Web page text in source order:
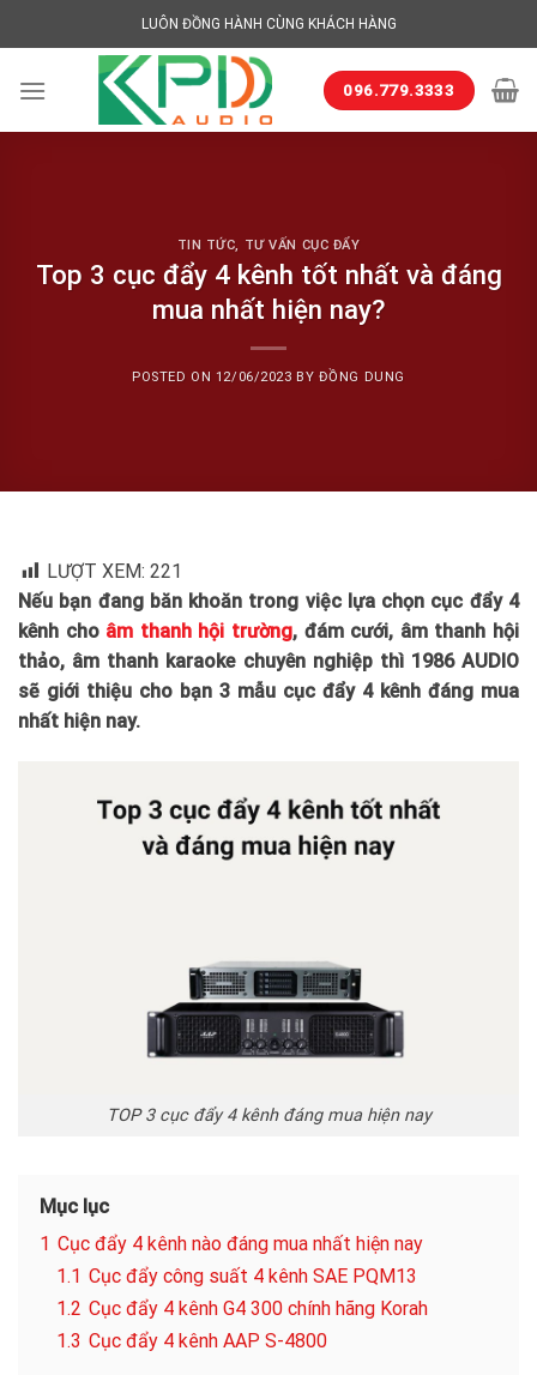
to
LUÔN ĐỒNG HÀNH CÙNG KHÁCH HÀNG
096.779.3333
TIN TỨC, TƯ VẤN CỤC ĐẨY
Top 3 cục đẩy 4 kênh tốt nhất và đáng
mua nhất hiện nay?
POSTED ON 12/06/2023 BY ĐỒNG DUNG
LƯỢT XEM: 221
Nếu bạn đang băn khoăn trong việc lựa chọn cục đẩy 4
kênh cho âm thanh hội trường, đám cưới, âm thanh hội
thảo, âm thanh karaoke chuyên nghiệp thì 1986 AUDIO
sẽ giới thiệu cho bạn 3 mẫu cục đẩy 4 kênh đáng mua
nhất hiện nay.
TOP 3 cục đẩy 4 kênh đáng mua hiện nay
Mục lục
1 Cục đẩy 4 kênh nào đáng mua nhất hiện nay
1.1 Cục đẩy công suất 4 kênh SAE PQM13
1.2 Cục đẩy 4 kênh G4 300 chính hãng Korah
1.3 Cục đẩy 4 kênh AAP S-4800